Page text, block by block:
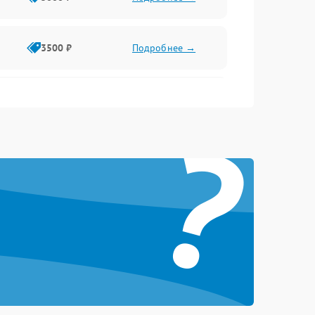
3500 ₽ Подробнее →
2000 ₽ Подробнее →
Подробнее →
Подробнее →
?